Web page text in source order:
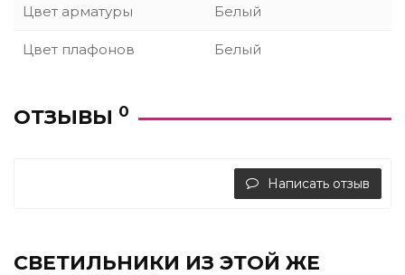
Цвет арматуры Белый
Цвет плафонов Белый
ОТЗЫВЫ 0
Написать отзыв
СВЕТИЛЬНИКИ ИЗ ЭТОЙ ЖЕ